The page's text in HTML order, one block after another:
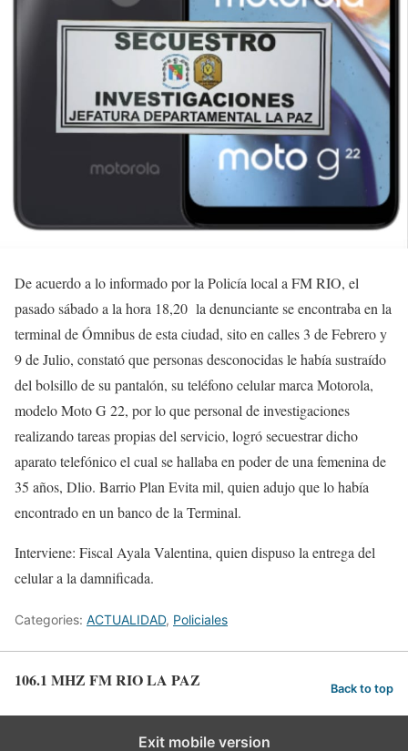
De acuerdo a lo informado por la Policía local a FM RIO, el
pasado sábado a la hora 18,20 la denunciante se encontraba en la
terminal de Ómnibus de esta ciudad, sito en calles 3 de Febrero y
9 de Julio, constató que personas desconocidas le había sustraído
del bolsillo de su pantalón, su teléfono celular marca Motorola,
modelo Moto G 22, por lo que personal de investigaciones
realizando tareas propias del servicio, logró secuestrar dicho
aparato telefónico el cual se hallaba en poder de una femenina de
35 años, Dlio. Barrio Plan Evita mil, quien adujo que lo había
encontrado en un banco de la Terminal.
Interviene: Fiscal Ayala Valentina, quien dispuso la entrega del
celular a la damnificada.
Categories: ACTUALIDAD, Policiales
106.1 MHZ FM RIO LA PAZ Back to top
Exit mobile version